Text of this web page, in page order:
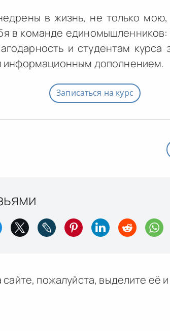
в жизнь, не только
в команде единомышленников:
и студентам курса
информационным дополнением.
Записаться на курс
пожалуйста, выделите её и